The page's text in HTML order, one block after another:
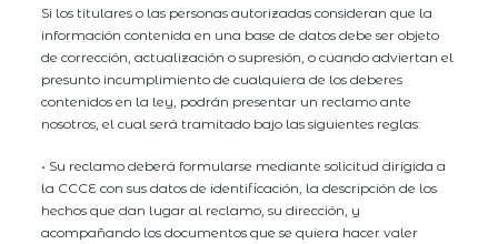
Si los titulares o las personas autorizadas consideran que la
información contenida en una base de datos debe ser objeto
de corrección, actualización o supresión, o cuando adviertan el
presunto incumplimiento de cualquiera de los deberes
contenidos en la ley, podrán presentar un reclamo ante
nosotros, el cual será tramitado bajo las siguientes reglas:
• Su reclamo deberá formularse mediante solicitud dirigida a
la CCCE con sus datos de identificación, la descripción de los
hechos que dan lugar al reclamo, su dirección, y
acompañando los documentos que se quiera hacer valer